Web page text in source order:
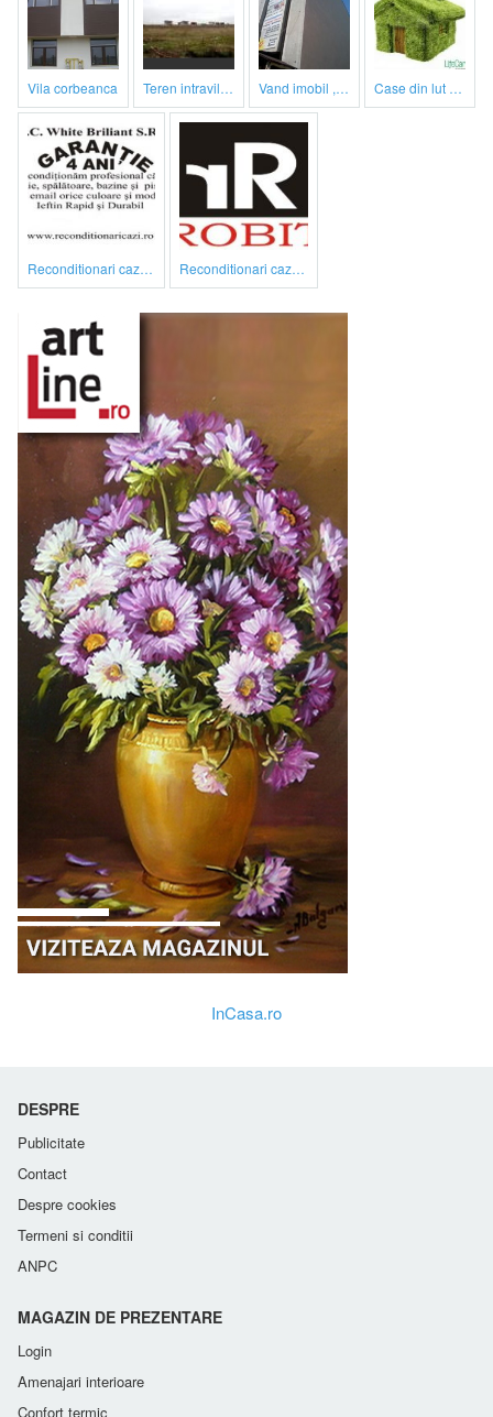
vila corbeanca teren intravilan vand imobil ,790m,piata gorjului,pret negociabil case din lut si paie
reconditionari cazi de baie reconditionari cazi de baie
InCasa.ro
DESPRE
Publicitate
Contact
Despre cookies
Termeni si conditii
ANPC
MAGAZIN DE PREZENTARE
Login
Amenajari interioare
Confort termic